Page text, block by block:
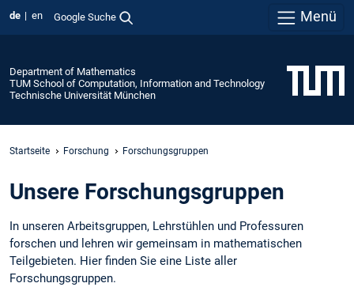
de en Google Suche Menü
Department of Mathematics
TUM School of Computation, Information and Technology
Technische Universität München
Startseite Forschung Forschungsgruppen
Unsere Forschungsgruppen
In unseren Arbeitsgruppen, Lehrstühlen und Professuren
forschen und lehren wir gemeinsam in mathematischen
Teilgebieten. Hier finden Sie eine Liste aller
Forschungsgruppen.